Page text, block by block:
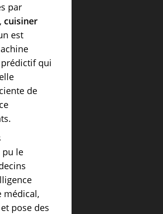
par
, cuisiner
est
prédictif qui
de
pu le
médical,
pose des